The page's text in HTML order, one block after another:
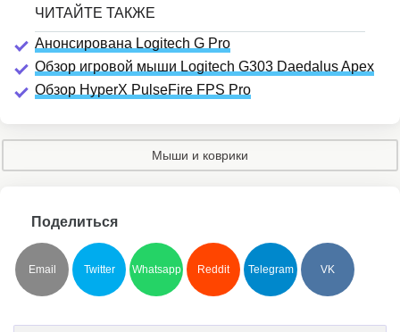
Анонсирована Logitech G Pro
Обзор игровой мыши Logitech G303 Daedalus Apex
Обзор HyperX PulseFire FPS Pro
Мыши и коврики
Поделиться
Email Twitter Whatsapp Reddit Telegram VK